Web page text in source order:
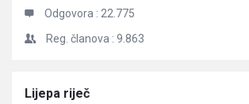
Odgovora : 22.775
Reg. članova : 9.863
Članci
Lijepa riječ